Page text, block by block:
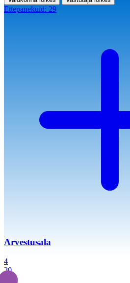
Ettepanekuid: 29
Arvestusala
4
20